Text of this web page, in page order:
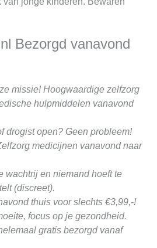
Bezorgd vanavond
missie! Hoogwaardige zelfzorg
hulpmiddelen vanavond
drogist open? Geen probleem!
medicijnen vanavond naar
wachtrij en niemand hoeft te
(discreet).
thuis voor slechts €3,99,-!
focus op je gezondheid.
gratis bezorgd vanaf